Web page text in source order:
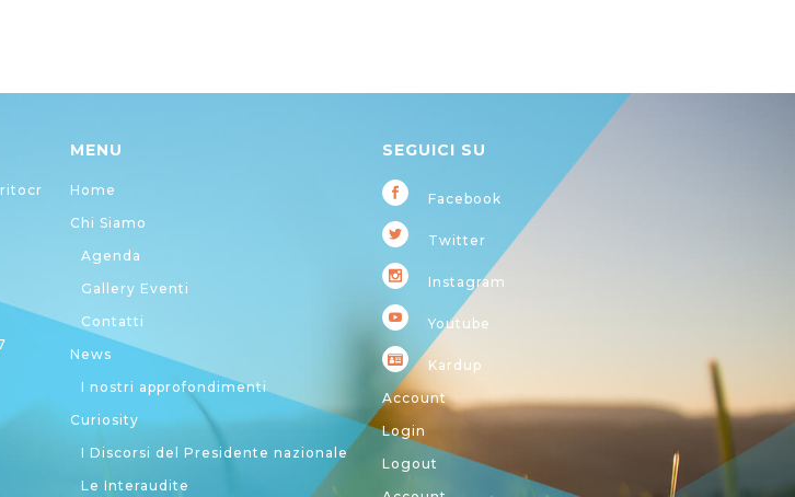
MENU
Home
Chi Siamo
Agenda
Gallery Eventi
Contatti
News
I nostri approfondimenti
Curiosity
I Discorsi del Presidente nazionale
Le Interaudite
SEGUICI SU
Facebook
Twitter
Instagram
Youtube
Kardup
Account
Login
Logout